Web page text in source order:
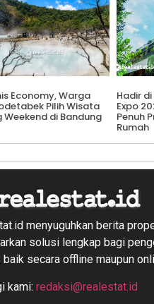
Economy, Warga
Pilih Wisata
Weekend di Bandung
Hadir
Expo
Penuh
Rumah
menyuguhkan berita
solusi lengkap bagi
baik secara offline maupun
kami: redaksi@realestat.id